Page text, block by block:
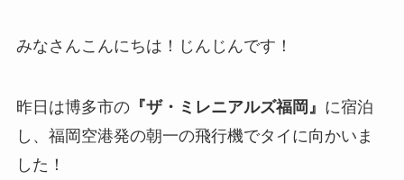
みなさんこんにちは！じんじんです！
昨日は博多市の『ザ・ミレニアルズ福岡』 に宿泊
し、福岡空港発の朝一の飛行機でタイに向かいま
した！